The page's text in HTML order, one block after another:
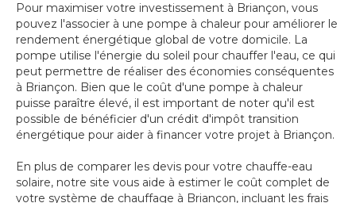
Pour maximiser votre investissement à Briançon, vous
pouvez l'associer à une pompe à chaleur pour améliorer le
rendement énergétique global de votre domicile. La
pompe utilise l'énergie du soleil pour chauffer l'eau, ce qui
peut permettre de réaliser des économies conséquentes
à Briançon. Bien que le coût d'une pompe à chaleur
puisse paraître élevé, il est important de noter qu'il est
possible de bénéficier d'un crédit d'impôt transition
énergétique pour aider à financer votre projet à Briançon.
En plus de comparer les devis pour votre chauffe-eau
solaire, notre site vous aide à estimer le coût complet de
votre système de chauffage à Briançon, incluant les frais